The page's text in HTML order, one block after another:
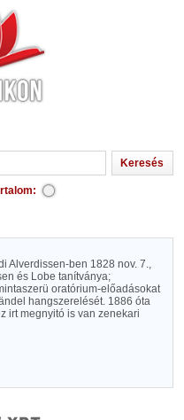
Alverdissen-ben 1828 nov. 7.,
és Lobe tanítványa;
oratórium-előadásokat
hangszerelését. 1886 óta
irt megnyitó is van zenekari